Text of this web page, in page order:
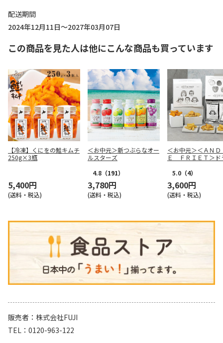
配送期間
2024年12月11日～2027年03月07日
この商品を見た人は他にこんな商品も買っています
【冷凍】くにをの鮭キムチ
250g×3瓶
5,400円
(送料・税込)
＜お中元＞新つぶらなオー
ルスターズ
4.8 （191）
3,780円
(送料・税込)
＜お中元＞＜ＡＮ
Ｅ ＦＲＩＥＴ＞ド
5.0 （4）
3,600円
(送料・税込)
販売者
株式会社FUJI
TEL
0120-963-122